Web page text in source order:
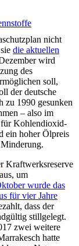
nicht
die aktuellen
wird
des
soll,
der deutsche
zu 1990 gesunken
– also im
für Kohlendioxid-
ein hoher Ölpreis
Kraftwerksreserve
um
wurde das
für vier Jahre
dass der
stillgelegt.
zwei weitere
hatte